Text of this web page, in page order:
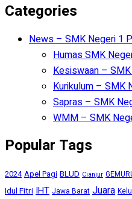
Categories
News – SMK Negeri 1
Humas SMK
Kesiswaan –
Kurikulum – SMK
Sapras – SMK
WMM – SMK
Popular Tags
2024 Apel Pagi BLUD Cianjur
Idul Fitri IHT Jawa Barat Juara